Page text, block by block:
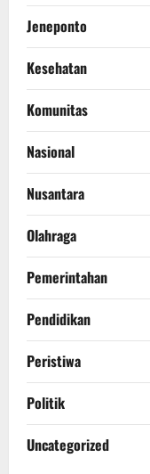
Jeneponto
Kesehatan
Komunitas
Nasional
Nusantara
Olahraga
Pemerintahan
Pendidikan
Peristiwa
Politik
Uncategorized